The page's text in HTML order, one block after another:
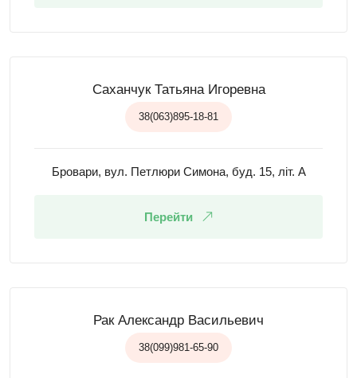
Саханчук Татьяна Игоревна
38(063)895-18-81
Бровари, вул. Петлюри Симона, буд. 15, літ. А
Перейти
Рак Александр Васильевич
38(099)981-65-90